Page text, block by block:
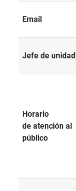
Email
Jefe de unidad
Horario
de atención al
público